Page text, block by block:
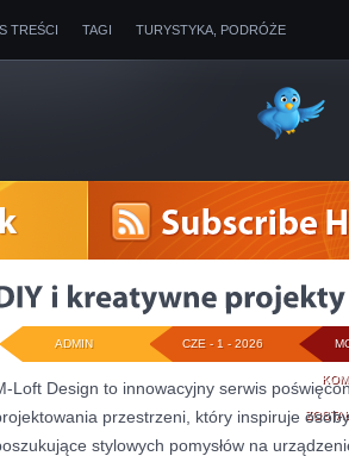
TREŚCI TAGI TURYSTYKA, PODRÓŻE
CZE - 1 - 2026
ADMIN
Loft Design to innowacyjny serwis
przestrzeni, który inspiruje osoby
stylowych pomysłów na